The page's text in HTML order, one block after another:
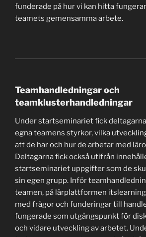
funderade på hur vi kan hitta
teamets gemensamma arbete.
Teamhandledningar och
teamklusterhandledningar
Under startseminariet fick
egna teamens styrkor, vilka
att de har och hur de arbetar med
Deltagarna fick också utifrån
startseminariet uppgifter som de
sin egen grupp. Inför
teamen, på lärplattformen
med frågor och funderingar till
fungerade som utgångspunkt för
och vidare utveckling av arbetet.